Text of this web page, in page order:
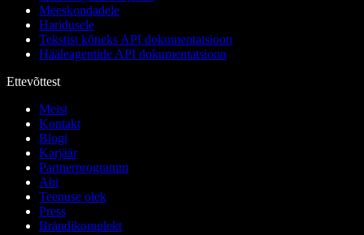
Meeskondadele
Haridusele
Tekstist kõneks API dokumentatsioon
Hääleagentide API dokumentatsioon
Ettevõttest
Meist
Kontakt
Blogi
Karjäär
Partnerprogramm
Abi
Teenuse olek
Press
Brändikomplekt